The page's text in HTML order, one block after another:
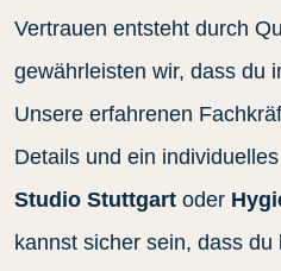
Vertrauen entsteht durch
gewährleisten wir, dass du
Unsere erfahrenen
Details und ein
Studio Stuttgart oder
kannst sicher sein, dass